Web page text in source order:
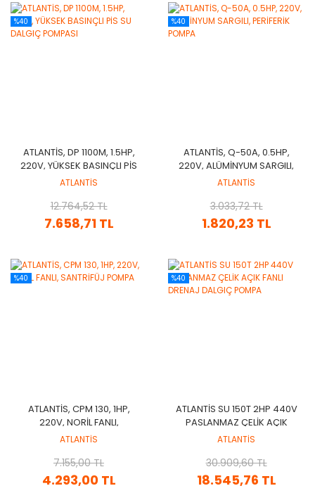
%40
ATLANTİS, DP 1100M, 1.5HP,
220V, YÜKSEK BASINÇLI PİS
SU DALGIÇ POMPASI
ATLANTİS
7.658,71 TL
12.764,52 TL
%40
ATLANTİS, Q-50A, 0.5HP,
220V, ALÜMİNYUM SARGILI,
PERİFERİK POMPA
ATLANTİS
1.820,23 TL
3.033,72 TL
%40
ATLANTİS, CPM 130, 1HP,
220V, NORİL FANLI,
SANTRİFÜJ POMPA
ATLANTİS
4.293,00 TL
7.155,00 TL
%40
ATLANTİS SU 150T 2HP 440V
PASLANMAZ ÇELİK AÇIK
FANLI DRENAJ DALGIÇ
ATLANTİS
18.545,76 TL
30.909,60 TL